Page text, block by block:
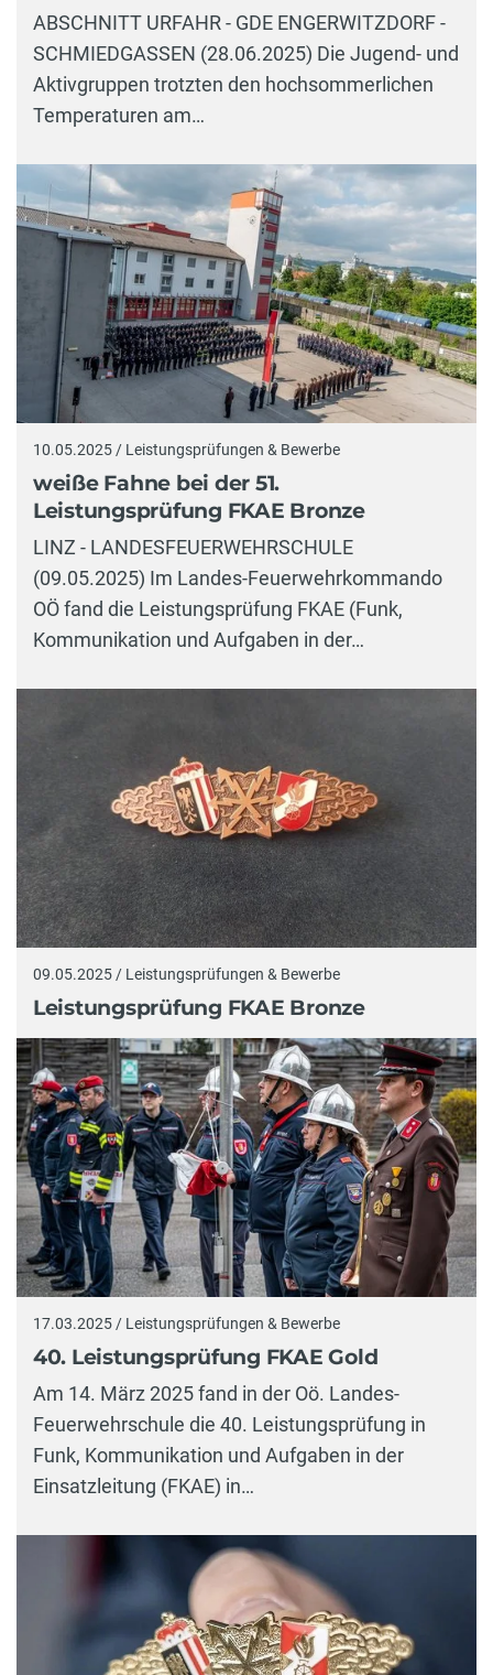
ABSCHNITT URFAHR - GDE ENGERWITZDORF -
SCHMIEDGASSEN (28.06.2025) Die Jugend- und
Aktivgruppen trotzten den hochsommerlichen
Temperaturen am…
10.05.2025 / Leistungsprüfungen & Bewerbe
weiße Fahne bei der 51.
Leistungsprüfung FKAE Bronze
LINZ - LANDESFEUERWEHRSCHULE
(09.05.2025) Im Landes-Feuerwehrkommando
OÖ fand die Leistungsprüfung FKAE (Funk,
Kommunikation und Aufgaben in der…
09.05.2025 / Leistungsprüfungen & Bewerbe
Leistungsprüfung FKAE Bronze
17.03.2025 / Leistungsprüfungen & Bewerbe
40. Leistungsprüfung FKAE Gold
Am 14. März 2025 fand in der Oö. Landes-
Feuerwehrschule die 40. Leistungsprüfung in
Funk, Kommunikation und Aufgaben in der
Einsatzleitung (FKAE) in…